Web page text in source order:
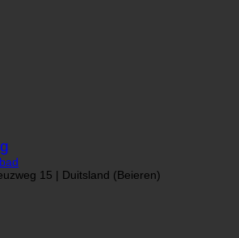
15 | Duitsland (Beieren)